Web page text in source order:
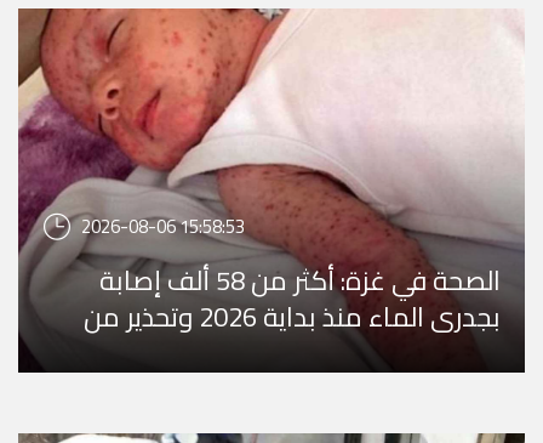
2026-08-06 15:58:53
الصحة في غزة: أكثر من 58 ألف إصابة
بجدري الماء منذ بداية 2026 وتحذير من
تفشٍ وبائي